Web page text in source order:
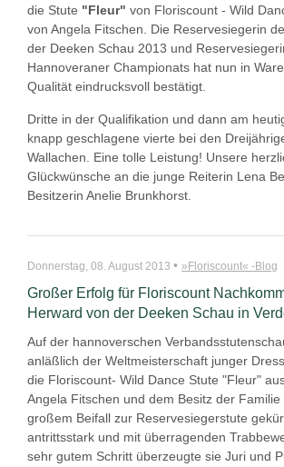
die Stute "Fleur" von Floriscount - Wild
von Angela Fitschen. Die Reservesiegerin
der Deeken Schau 2013 und
Hannoveraner Championats hat nun in
Qualität eindrucksvoll bestätigt.
Dritte in der Qualifikation und dann am
knapp geschlagene vierte bei den
Wallachen. Eine tolle Leistung! Unsere
Glückwünsche an die junge Reiterin Lena
Besitzerin Anelie Brunkhorst.
Donnerstag, 08. August 2013 • »Floriscount« -Blog
Großer Erfolg für Floriscount
Herward von der Deeken Schau in
Auf der hannoverschen
anläßlich der Weltmeisterschaft junger
die Floriscount- Wild Dance Stute "Fleur"
Angela Fitschen und dem Besitz der
großem Beifall zur Reservesiegerstute
antrittsstark und mit überragenden
sehr gutem Schritt überzeugte sie Juri und